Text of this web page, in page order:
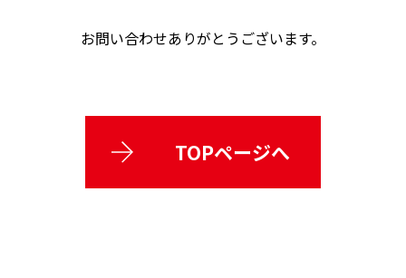
お問い合わせありがとうございます。
TOPページへ